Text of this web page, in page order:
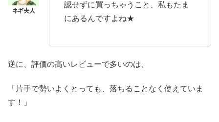
認せずに買っちゃうこと、私もたま
にあるんですよね★
逆に、評価の高いレビューで多いのは、
「片手で勢いよくとっても、落ちることなく使えていま
す！」